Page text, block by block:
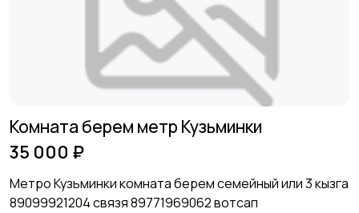
Комната берем метр Кузьминки
35 000 ₽
Метро Кузьминки комната берем семейный или 3 кызга
89099921204 связя 89771969062 вотсап